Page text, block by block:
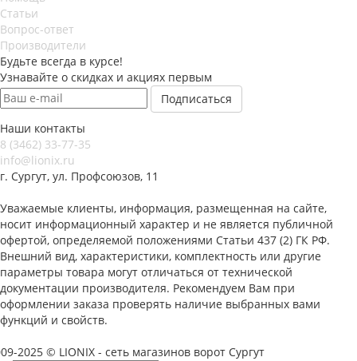
Статьи
Вопрос-ответ
Производители
Будьте всегда в курсе!
Узнавайте о скидках и акциях первым
Наши контакты
8 (3462) 33-77-35
info@lionix.ru
г. Сургут, ул. Профсоюзов, 11
Уважаемые клиенты, информация, размещенная на сайте,
носит информационный характер и не является публичной
офертой, определяемой положениями Статьи 437 (2) ГК РФ.
Внешний вид, характеристики, комплектность или другие
параметры товара могут отличаться от технической
документации производителя. Рекомендуем Вам при
оформлении заказа проверять наличие выбранных вами
функций и свойств.
2025 © LIONIX - сеть магазинов ворот Сургут